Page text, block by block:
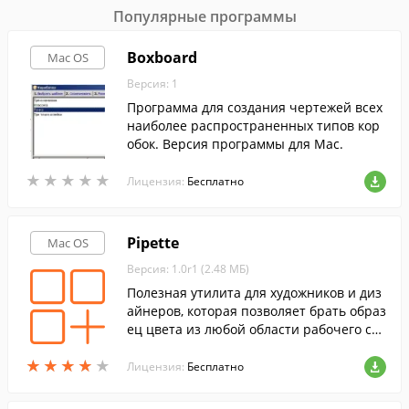
Популярные программы
Mac OS
★ ★ ★ ★ ★
★ ★ ★ ★ ★
Boxboard
Версия: 1
Программа для создания чертежей всех
наиболее распространенных типов кор
обок. Версия программы для Mac.
Лицензия: Бесплатно
Mac OS
★ ★ ★ ★ ★
★ ★ ★ ★ ★
Pipette
Версия: 1.0r1 (2.48 МБ)
Полезная утилита для художников и диз
айнеров, которая позволяет брать образ
ец цвета из любой области рабочего сто
Лицензия: Бесплатно